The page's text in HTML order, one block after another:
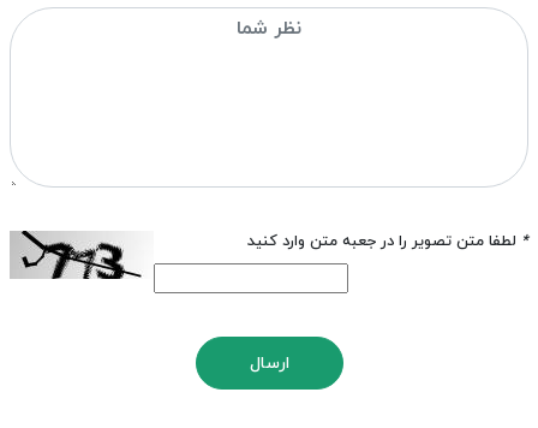
* لطفا متن تصویر را در جعبه متن وارد کنید
ارسال